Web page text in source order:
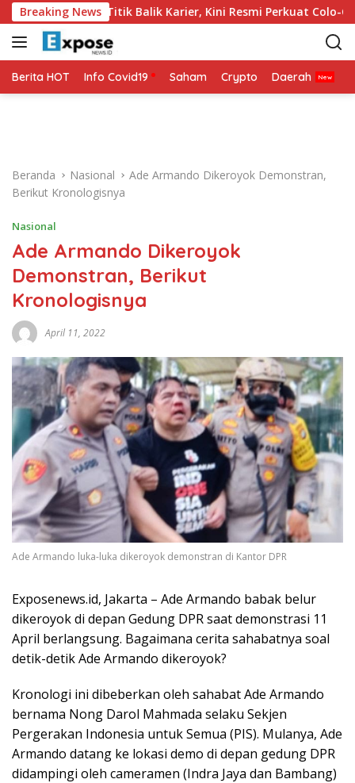
a
g
u
Breaking News
Jadi Titik Balik Karier, Kini Resmi Perkuat Colo-Colo
Berita HOT Info Covid19 Saham Crypto Daerah
Beranda Nasional
Ade Armando Dikeroyok Demonstran,
Berikut Kronologisnya
Nasional
Ade Armando Dikeroyok
Demonstran, Berikut
Kronologisnya
April 11, 2022
Ade Armando luka-luka dikeroyok demonstran di Kantor DPR
Exposenews.id, Jakarta – Ade Armando babak belur
dikeroyok di depan Gedung DPR saat demonstrasi 11
April berlangsung. Bagaimana cerita sahabatnya soal
detik-detik Ade Armando dikeroyok?
Kronologi ini dibeberkan oleh sahabat Ade Armando
bernama Nong Darol Mahmada selaku Sekjen
Pergerakan Indonesia untuk Semua (PIS). Mulanya, Ade
Armando datang ke lokasi demo di depan gedung DPR
didampingi oleh cameramen (Indra Jaya dan Bambang)